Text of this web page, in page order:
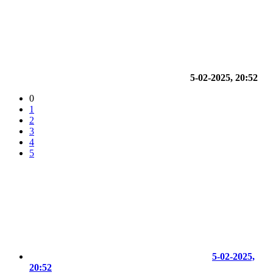
5-02-2025, 20:52
0
1
2
3
4
5
5-02-2025,
20:52